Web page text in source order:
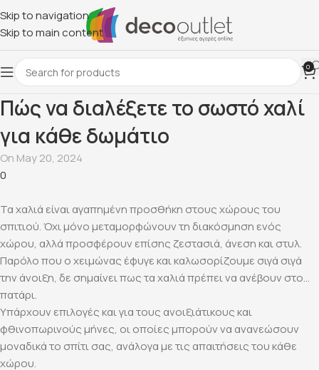
Skip to navigation
Skip to main content
0
Πώς να διαλέξετε το σωστό χαλί
για κάθε δωμάτιο
On May 20, 2024
0
Τα χαλιά είναι αγαπημένη προσθήκη στους χώρους του
σπιτιού. Όχι μόνο μεταμορφώνουν τη διακόσμηση ενός
χώρου, αλλά προσφέρουν επίσης ζεστασιά, άνεση και στυλ.
Παρόλο που ο χειμώνας έφυγε και καλωσορίζουμε σιγά σιγά
την άνοιξη, δε σημαίνει πως τα χαλιά πρέπει να ανέβουν στο…
πατάρι.
Υπάρχουν επιλογές και για τους ανοιξιάτικους και
φθινοπωρινούς μήνες, οι οποίες μπορούν να ανανεώσουν
μοναδικά το σπίτι σας, ανάλογα με τις απαιτήσεις του κάθε
χώρου.